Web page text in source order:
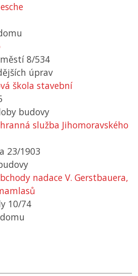
8/534
úprav
škola stavební
budovy
služba Jihomoravského
23/1903
nadace V. Gerstbauera,
10/74